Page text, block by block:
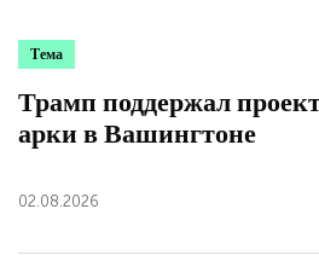
Тема
Трамп поддержал
арки в Вашингтоне
02.08.2026